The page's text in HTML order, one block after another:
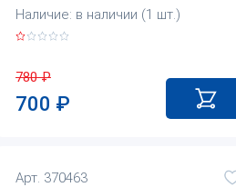
Наличие: в наличии (1 шт.)
780₽
700 ₽
Арт. 370463